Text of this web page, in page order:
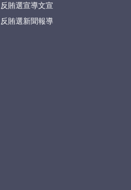
反賄選宣導文宣
反賄選新聞報導